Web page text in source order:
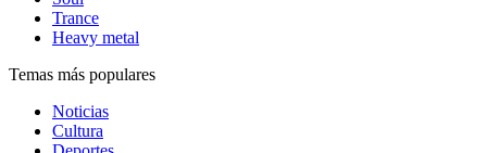
Trance
Heavy metal
Temas más populares
Noticias
Cultura